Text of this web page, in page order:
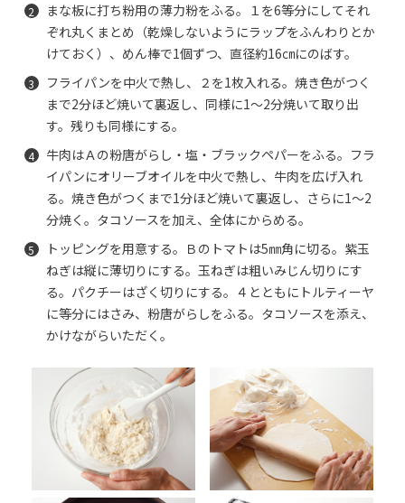
まな板に打ち粉用の薄力粉をふる。１を6等分にしてそれ
ぞれ丸くまとめ（乾燥しないようにラップをふんわりとか
けておく）、めん棒で1個ずつ、直径約16㎝にのばす。
フライパンを中火で熱し、２を1枚入れる。焼き色がつく
まで2分ほど焼いて裏返し、同様に1～2分焼いて取り出
す。残りも同様にする。
牛肉はＡの粉唐がらし・塩・ブラックペパーをふる。フラ
イパンにオリーブオイルを中火で熱し、牛肉を広げ入れ
る。焼き色がつくまで1分ほど焼いて裏返し、さらに1～2
分焼く。タコソースを加え、全体にからめる。
トッピングを用意する。Ｂのトマトは5㎜角に切る。紫玉
ねぎは縦に薄切りにする。玉ねぎは粗いみじん切りにす
る。パクチーはざく切りにする。４とともにトルティーヤ
に等分にはさみ、粉唐がらしをふる。タコソースを添え、
かけながらいただく。